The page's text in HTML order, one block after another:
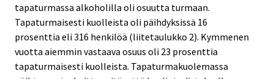
tapaturmassa alkoholilla oli osuutta turmaan.
Tapaturmaisesti kuolleista oli päihdyksissä 16
prosenttia eli 316 henkilöä (liitetaulukko 2). Kymmenen
vuotta aiemmin vastaava osuus oli 23 prosenttia
tapaturmaisesti kuolleista. Tapaturmakuolemassa